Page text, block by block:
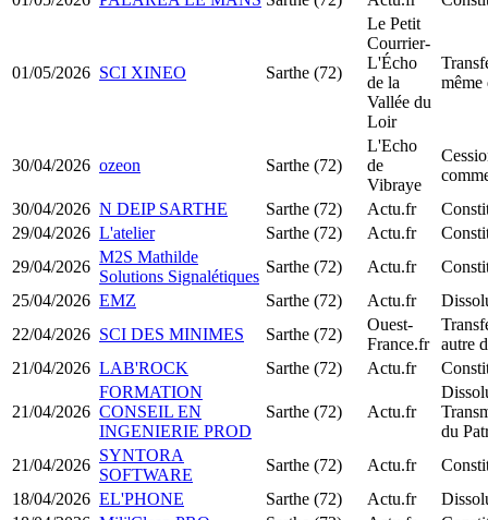
01/05/2026 SCI XINEO Sarthe (72)
Le Petit
Courrier-
L'Écho
de la
Vallée du
Loir
même
30/04/2026 ozeon Sarthe (72)
L'Echo
de
Vibraye
30/04/2026 N DEIP SARTHE Sarthe (72) Actu.fr
29/04/2026 L'atelier Sarthe (72) Actu.fr
29/04/2026
M2S Mathilde
Solutions Signalétiques
Sarthe (72) Actu.fr
25/04/2026 EMZ Sarthe (72) Actu.fr
22/04/2026 SCI DES MINIMES Sarthe (72)
Ouest-
France.fr
autre
21/04/2026 LAB'ROCK Sarthe (72) Actu.fr
21/04/2026
FORMATION
CONSEIL EN
INGENIERIE PROD
Sarthe (72) Actu.fr
du
21/04/2026
SYNTORA
SOFTWARE
Sarthe (72) Actu.fr
18/04/2026 EL'PHONE Sarthe (72) Actu.fr